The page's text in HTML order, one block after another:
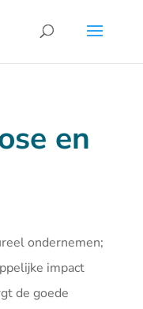
en
ondernemen;
impact
de goede